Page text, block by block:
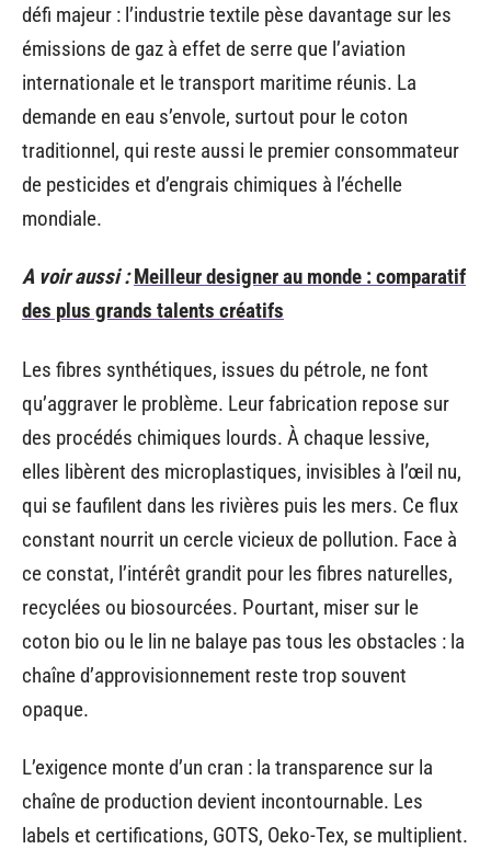
défi majeur : l’industrie textile pèse davantage sur les
émissions de gaz à effet de serre que l’aviation
internationale et le transport maritime réunis. La
demande en eau s’envole, surtout pour le coton
traditionnel, qui reste aussi le premier consommateur
de pesticides et d’engrais chimiques à l’échelle
mondiale.
A voir aussi : Meilleur designer au monde : comparatif
des plus grands talents créatifs
Les fibres synthétiques, issues du pétrole, ne font
qu’aggraver le problème. Leur fabrication repose sur
des procédés chimiques lourds. À chaque lessive,
elles libèrent des microplastiques, invisibles à l’œil nu,
qui se faufilent dans les rivières puis les mers. Ce flux
constant nourrit un cercle vicieux de pollution. Face à
ce constat, l’intérêt grandit pour les fibres naturelles,
recyclées ou biosourcées. Pourtant, miser sur le
coton bio ou le lin ne balaye pas tous les obstacles : la
chaîne d’approvisionnement reste trop souvent
opaque.
L’exigence monte d’un cran : la transparence sur la
chaîne de production devient incontournable. Les
labels et certifications, GOTS, Oeko-Tex, se multiplient.